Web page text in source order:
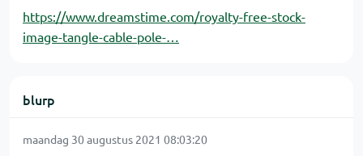
https://www.dreamstime.com/royalty-free-stock-
image-tangle-cable-pole-…
blurp
maandag 30 augustus 2021 08:03:20